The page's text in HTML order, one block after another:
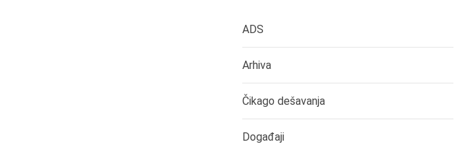
ADS
Arhiva
Čikago dešavanja
Događaji